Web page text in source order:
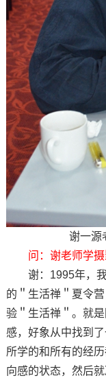
谢一源
问：谢老师学
谢：1995年，
的＂生活禅＂夏令
验＂生活禅＂。就
感，好象从中找到
所学的和所有的经
向感的状态，然后就